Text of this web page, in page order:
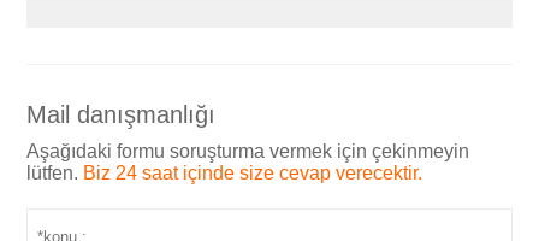
Mail danışmanlığı
Aşağıdaki formu soruşturma vermek için çekinmeyin
lütfen. Biz 24 saat içinde size cevap verecektir.